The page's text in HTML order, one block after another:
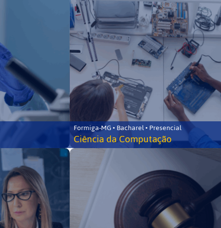
Formiga-MG • Bacharel • Presencial
Ciência da Computação